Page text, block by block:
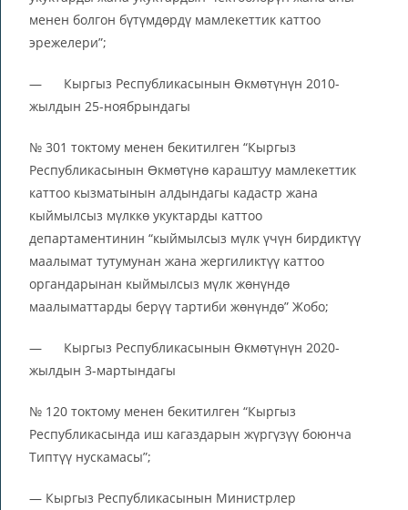
менен болгон бүтүмдөрдү мамлекеттик каттоо
эрежелери”;
— Кыргыз Республикасынын Өкмөтүнүн 2010-
жылдын 25-ноябрындагы
№ 301 токтому менен бекитилген “Кыргыз
Республикасынын Өкмөтүнө караштуу мамлекеттик
каттоо кызматынын алдындагы кадастр жана
кыймылсыз мүлккө укуктарды каттоо
департаментинин “кыймылсыз мүлк үчүн бирдиктүү
маалымат тутумунан жана жергиликтүү каттоо
органдарынан кыймылсыз мүлк жөнүндө
маалыматтарды берүү тартиби жөнүндө” Жобо;
— Кыргыз Республикасынын Өкмөтүнүн 2020-
жылдын 3-мартындагы
№ 120 токтому менен бекитилген “Кыргыз
Республикасында иш кагаздарын жүргүзүү боюнча
Типтүү нускамасы”;
— Кыргыз Республикасынын Министрлер